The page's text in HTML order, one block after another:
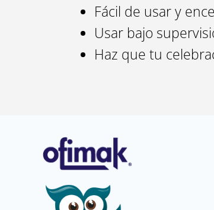
Fácil de usar y
Usar bajo
Haz que tu